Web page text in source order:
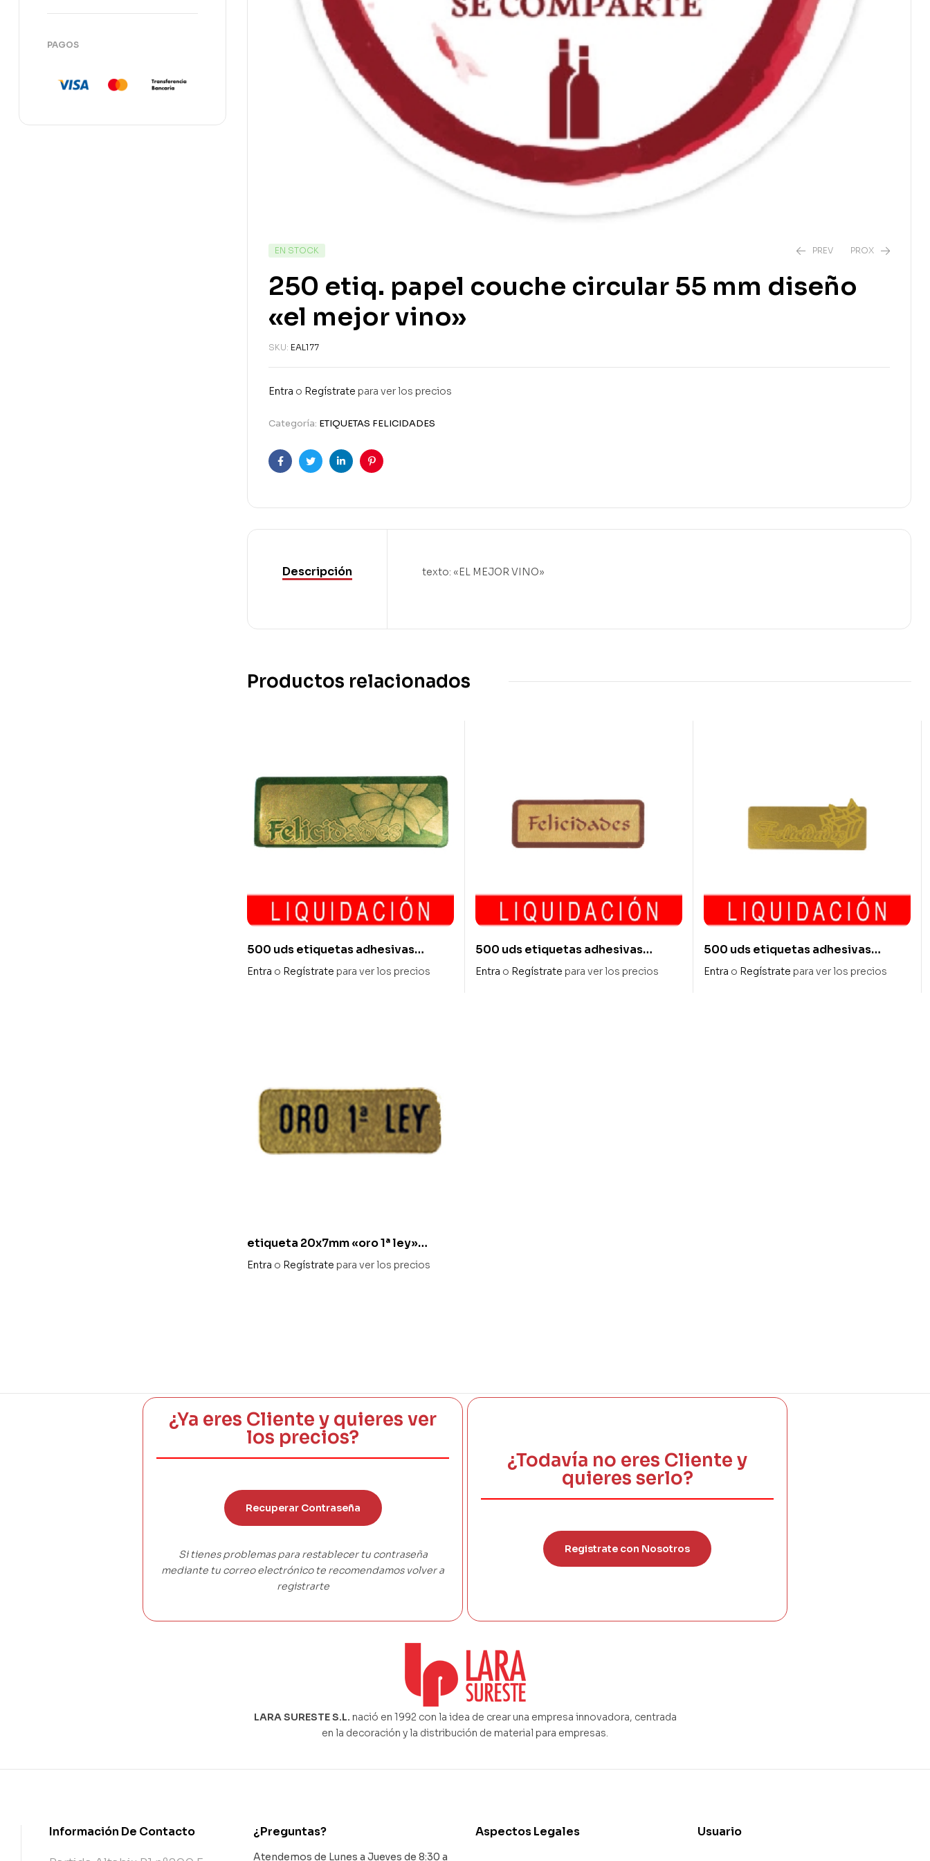
EN STOCK PREV PROX
250 etiq. papel couche circular 55 mm diseño
«el mejor vino»
SKU: EAL177
Entra o Regístrate para ver los precios
Categoría: ETIQUETAS FELICIDADES
FacebookTwitterLinkedinPinterest
Descripción texto: «EL MEJOR VINO»
Productos relacionados
500 uds etiquetas adhesivas
55x20mm «felicidades»
Entra o Regístrate para ver los precios
500 uds etiquetas adhesivas
36x12mm «felicidades»
Entra o Regístrate para ver los precios
500 uds etiquetas adhesivas
36x13mm «felicidades»
Entra o Regístrate para ver los precios
etiqueta 20x7mm «oro 1ª ley»
500uds
Entra o Regístrate para ver los precios
PAGOS
¿Ya eres Cliente y quieres ver
los precios?
Recuperar Contraseña
Si tienes problemas para restablecer tu contraseña
mediante tu correo electrónico te recomendamos volver a
registrarte
¿Todavía no eres Cliente y
quieres serlo?
Registrate con Nosotros
LARA SURESTE S.L. nació en 1992 con la idea de crear una empresa innovadora, centrada
en la decoración y la distribución de material para empresas.
Información De Contacto ¿Preguntas?
Atendemos de Lunes a Jueves de 8:30 a
Aspectos Legales Usuario